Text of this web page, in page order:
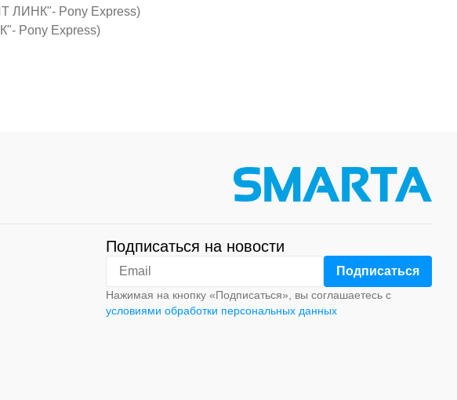
ЛИНК"- Pony Express)
Pony Express)
Подписаться на новости
Нажимая на кнопку «Подписаться», вы соглашаетесь с
условиями обработки персональных данных